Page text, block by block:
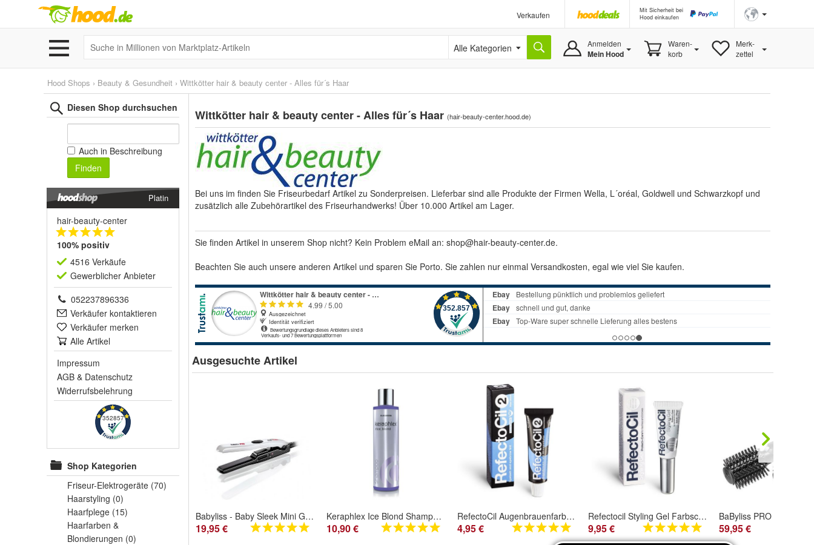
Verkaufen
Mit Sicherheit bei
Hood einkaufen
Alle Kategorien Anmelden
Mein Hood
Waren-
korb
Merk-
zettel
Hood Shops › Beauty & Gesundheit › Wittkötter hair & beauty center - Alles für´s Haar
Diesen Shop durchsuchen
Auch in Beschreibung
Finden
Platin
hair-beauty-center
100% positiv
4516 Verkäufe
Gewerblicher Anbieter
052237896336
Verkäufer kontaktieren
Verkäufer merken
Alle Artikel
Impressum
AGB & Datenschutz
Widerrufsbelehrung
352857
Shop Kategorien
Friseur-Elektrogeräte (70)
Haarstyling (0)
Haarfplege (15)
Haarfarben &
Blondierungen (0)
Wittkötter hair & beauty center - Alles für´s Haar (hair-beauty-center.hood.de)
Bei uns im finden Sie Friseurbedarf Artikel zu Sonderpreisen. Lieferbar sind alle Produkte der Firmen Wella, L´oréal, Goldwell und Schwarzkopf und
zusätzlich alle Zubehörartikel des Friseurhandwerks! Über 10.000 Artikel am Lager.
Sie finden Artikel in unserem Shop nicht? Kein Problem eMail an: shop@hair-beauty-center.de.
Beachten Sie auch unsere anderen Artikel und sparen Sie Porto. Sie zahlen nur einmal Versandkosten, egal wie viel Sie kaufen.
Ausgesuchte Artikel
Babyliss - Baby Sleek Mini Glätteisen Haarglätter Nano Ceramic BAB2050E
19,95 €
Keraphlex Ice Blond Shampoo 200 ml #ice blond
10,90 €
RefectoCil Augenbrauenfarbe und Wimpernfarbe 15 ml Blauschwarz 2
4,95 €
Refectocil Styling Gel Farbschutz, Pflege & Style 9ml
9,95 € 59,95 €